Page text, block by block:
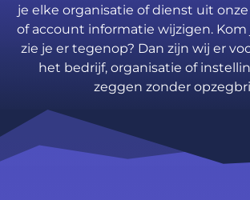
je elke organisatie of dienst uit
of account informatie wijzigen.
zie je er tegenop? Dan zijn wij er
het bedrijf, organisatie of
zeggen zonder